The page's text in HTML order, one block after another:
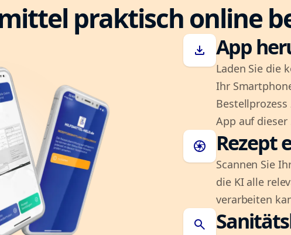
praktisch online
download App
Laden Sie die
Ihr
App auf dieser
camera Rezept
Scannen Sie
die KI alle
verarbeiten
search